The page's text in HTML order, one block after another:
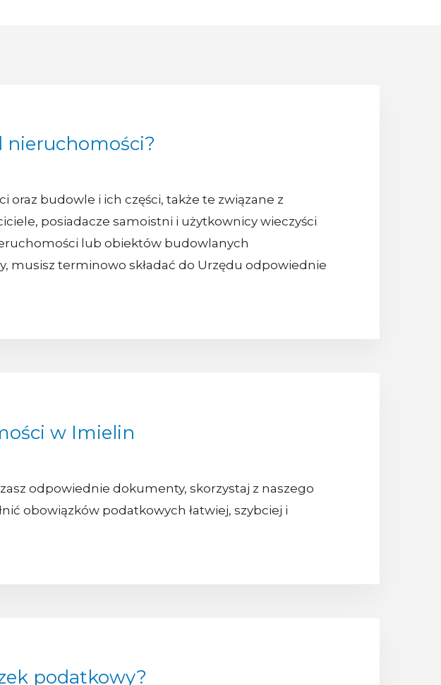
nieruchomości?
budowle i ich części, także te związane z
posiadacze samoistni i użytkownicy wieczyści
lub obiektów budowlanych
musisz terminowo składać do Urzędu odpowiednie
w Imielin
odpowiednie dokumenty, skorzystaj z naszego
obowiązków podatkowych łatwiej, szybciej i
podatkowy?